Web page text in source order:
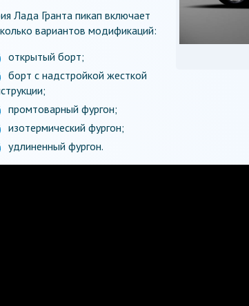
Лада Гранта пикап включает
вариантов модификаций:
открытый борт;
борт с надстройкой жесткой
промтоварный фургон;
изотермический фургон;
удлиненный фургон.